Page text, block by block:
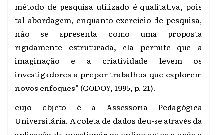
método de pesquisa utilizado é qualitativa, pois
tal abordagem, enquanto exercício de pesquisa,
não se apresenta como uma proposta
rigidamente estruturada, ela permite que a
imaginação e a criatividade levem os
investigadores a propor trabalhos que explorem
novos enfoques” (GODOY, 1995, p. 21).
cujo objeto é a Assessoria Pedagógica
Universitária. A coleta de dados deu-se através da